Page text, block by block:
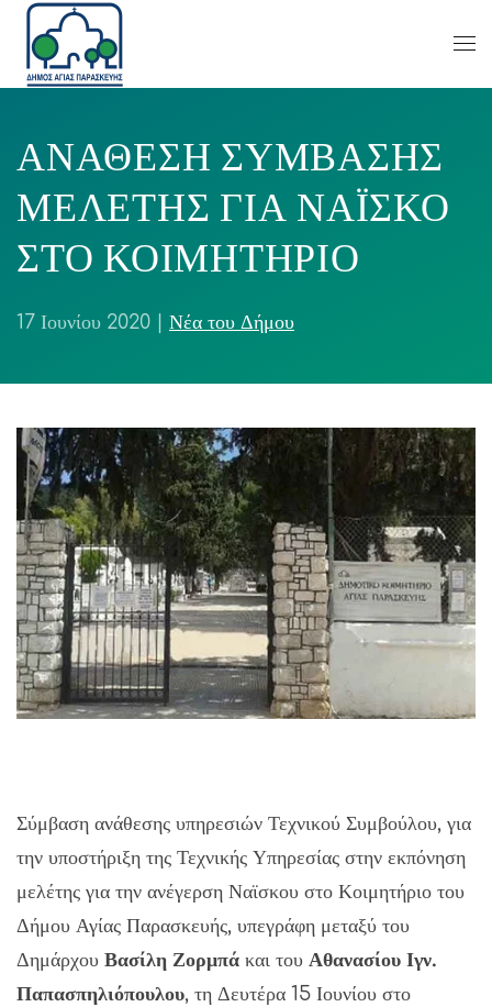
ΑΝΑΘΕΣΗ ΣΥΜΒΑΣΗΣ
ΜΕΛΕΤΗΣ ΓΙΑ ΝΑΪΣΚΟ
ΣΤΟ ΚΟΙΜΗΤΗΡΙΟ
17 Ιουνίου 2020 Νέα του Δήμου
Σύμβαση ανάθεσης υπηρεσιών Τεχνικού Συμβούλου, για
την υποστήριξη της Τεχνικής Υπηρεσίας στην εκπόνηση
μελέτης για την ανέγερση Ναϊσκου στο Κοιμητήριο του
Δήμου Αγίας Παρασκευής, υπεγράφη μεταξύ του
Δημάρχου Βασίλη Ζορμπά και του Αθανασίου Ιγν.
Παπασπηλιόπουλου, τη Δευτέρα 15 Ιουνίου στο